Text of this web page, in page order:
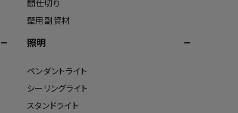
間仕切り
壁用副資材
照明
ペンダントライト
シーリングライト
スタンドライト